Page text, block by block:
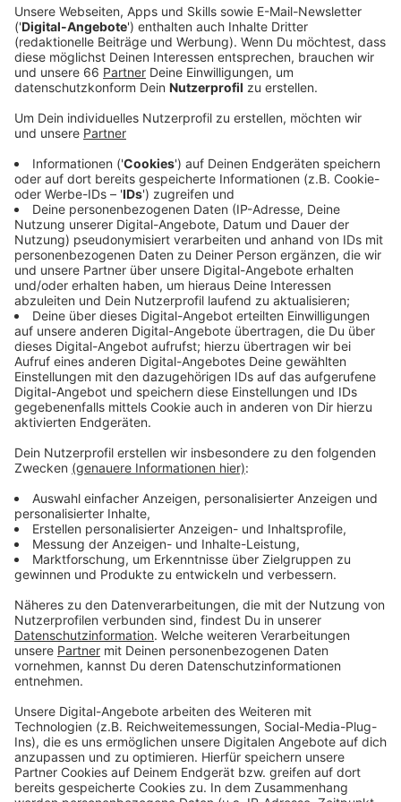
Es wird jetzt der Einsatz eines Telefon-Botsgetestet.
Auskünfte rund um die Uhr
Anzeige
Mit Hilfe Künstlicher Intelligenz kann man beim
Steueramt an 7 Tagen die Woche für 24 Stunden
Auskünfte erhalten. Der KI-Telefon-Bot funktioniert
ähnlich wie ein Chatbot, nur dass der Dialog über das
Telefon stattfindet.
Anzeige
Thema:
Anzeige
Düsseldorf: Besserer Service in der Ausländerbehörde
Digitalisierung an Düsseldorfer Schulen:
Medienentwicklungsplan
Zustand der Düsseldorfer Straßen wird untersucht
Hundesteuer: neues digitales Angebot der Stadt
Düsseldorf
Anzeige